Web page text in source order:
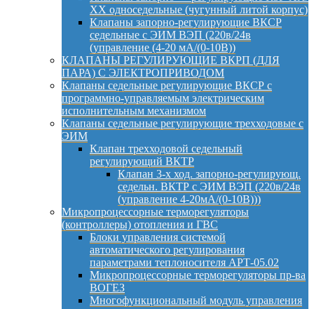
ХХ односедельные (чугунный литой корпус)
Клапаны запорно-регулирующие ВКСР
седельные с ЭИМ ВЭП (220в/24в
(управление (4-20 мА/(0-10В))
КЛАПАНЫ РЕГУЛИРУЮЩИЕ ВКРП (ДЛЯ
ПАРА) С ЭЛЕКТРОПРИВОДОМ
Клапаны седельные регулирующие ВКСР с
программно-управляемым электрическим
исполнительным механизмом
Клапаны седельные регулирующие трехходовые с
ЭИМ
Клапан трехходовой седельный
регулирующий ВКТР
Клапан 3-х ход. запорно-регулирующ.
седельн. ВКТР с ЭИМ ВЭП (220в/24в
(управление 4-20мА/(0-10В)))
Микропроцессорные терморегуляторы
(контроллеры) отопления и ГВС
Блоки управления системой
автоматического регулирования
параметрами теплоносителя АРТ-05.02
Микропроцессорные терморегуляторы пр-ва
ВОГЕЗ
Многофункциональный модуль управления